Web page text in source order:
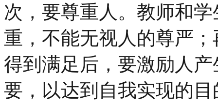
次，要尊重人。教师和
重，不能无视人的尊严
得到满足后，要激励人
要，以达到自我实现的